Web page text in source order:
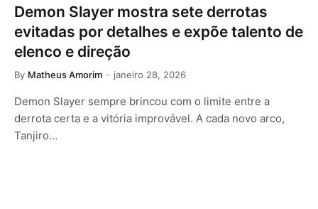
Demon Slayer mostra sete derrotas
evitadas por detalhes e expõe talento de
elenco e direção
By Matheus Amorim janeiro 28, 2026
Demon Slayer sempre brincou com o limite entre a
derrota certa e a vitória improvável. A cada novo arco,
Tanjiro…